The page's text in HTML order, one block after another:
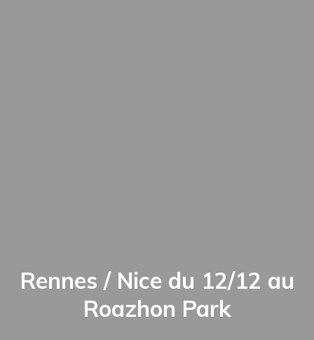
Rennes / Nice du 12/12 au
Roazhon Park